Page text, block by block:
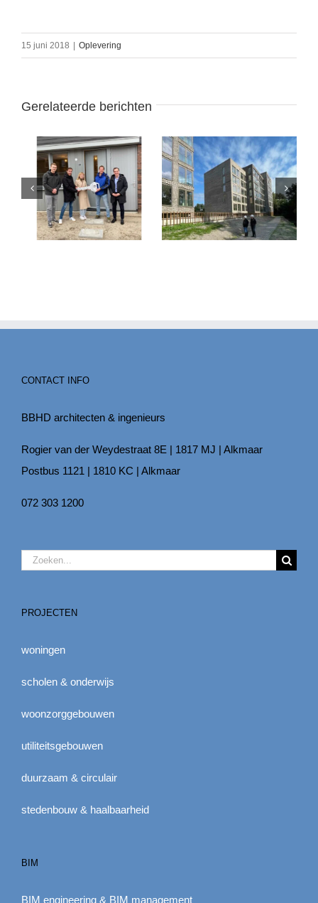
15 juni 2018 | Oplevering
Gerelateerde berichten
CONTACT INFO
BBHD architecten & ingenieurs
Rogier van der Weydestraat 8E | 1817 MJ | Alkmaar
Postbus 1121 | 1810 KC | Alkmaar
072 303 1200
Zoeken
PROJECTEN
woningen
scholen & onderwijs
woonzorggebouwen
utiliteitsgebouwen
duurzaam & circulair
stedenbouw & haalbaarheid
BIM
BIM engineering & BIM management